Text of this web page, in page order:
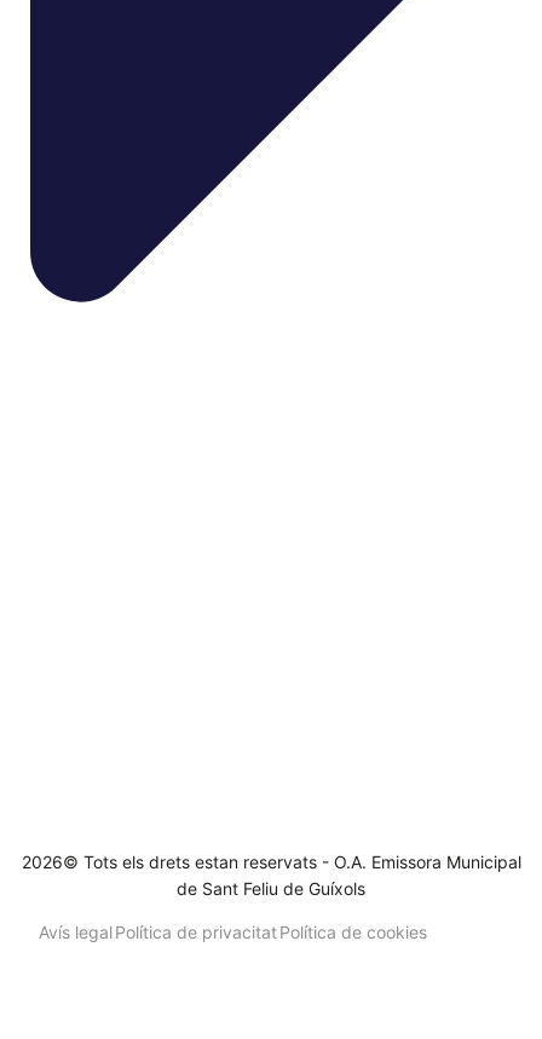
2026© Tots els drets estan reservats - O.A. Emissora Municipal
de Sant Feliu de Guíxols
Avís legalPolítica de privacitatPolítica de cookies